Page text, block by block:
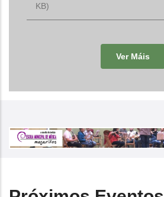
KB)
Ver Máis